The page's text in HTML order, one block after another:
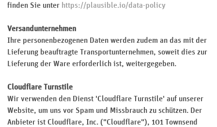
finden Sie unter https://plausible.io/data-policy
Versandunternehmen
Ihre personenbezogenen Daten werden zudem an das mit der
Lieferung beauftragte Transportunternehmen, soweit dies zur
Lieferung der Ware erforderlich ist, weitergegeben.
Cloudflare Turnstile
Wir verwenden den Dienst 'Cloudflare Turnstile' auf unserer
Website, um uns vor Spam und Missbrauch zu schützen. Der
Anbieter ist Cloudflare, Inc. ("Cloudflare"), 101 Townsend